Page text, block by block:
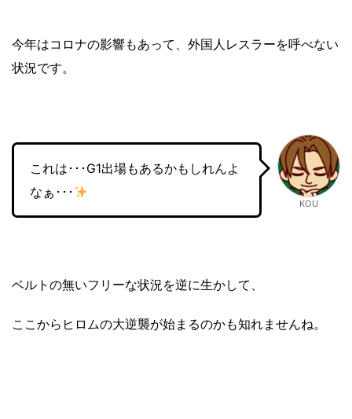
今年はコロナの影響もあって、外国人レスラーを呼べない
状況です。
これは･･･G1出場もあるかもしれんよ
なぁ･･･
KOU
ベルトの無いフリーな状況を逆に生かして、
ここからヒロムの大逆襲が始まるのかも知れませんね。